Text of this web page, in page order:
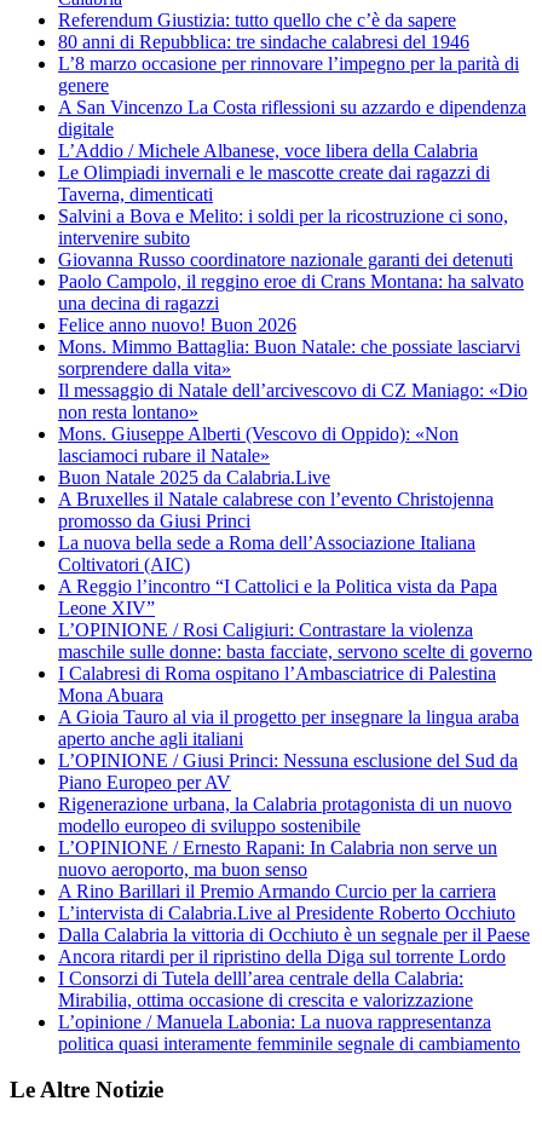
Referendum Giustizia: tutto quello che c’è da sapere
80 anni di Repubblica: tre sindache calabresi del 1946
L’8 marzo occasione per rinnovare l’impegno per la parità di
genere
A San Vincenzo La Costa riflessioni su azzardo e dipendenza
digitale
L’Addio / Michele Albanese, voce libera della Calabria
Le Olimpiadi invernali e le mascotte create dai ragazzi di
Taverna, dimenticati
Salvini a Bova e Melito: i soldi per la ricostruzione ci sono,
intervenire subito
Giovanna Russo coordinatore nazionale garanti dei detenuti
Paolo Campolo, il reggino eroe di Crans Montana: ha salvato
una decina di ragazzi
Felice anno nuovo! Buon 2026
Mons. Mimmo Battaglia: Buon Natale: che possiate lasciarvi
sorprendere dalla vita»
Il messaggio di Natale dell’arcivescovo di CZ Maniago: «Dio
non resta lontano»
Mons. Giuseppe Alberti (Vescovo di Oppido): «Non
lasciamoci rubare il Natale»
Buon Natale 2025 da Calabria.Live
A Bruxelles il Natale calabrese con l’evento Christojenna
promosso da Giusi Princi
La nuova bella sede a Roma dell’Associazione Italiana
Coltivatori (AIC)
A Reggio l’incontro “I Cattolici e la Politica vista da Papa
Leone XIV”
L’OPINIONE / Rosi Caligiuri: Contrastare la violenza
maschile sulle donne: basta facciate, servono scelte di governo
I Calabresi di Roma ospitano l’Ambasciatrice di Palestina
Mona Abuara
A Gioia Tauro al via il progetto per insegnare la lingua araba
aperto anche agli italiani
L’OPINIONE / Giusi Princi: Nessuna esclusione del Sud da
Piano Europeo per AV
Rigenerazione urbana, la Calabria protagonista di un nuovo
modello europeo di sviluppo sostenibile
L’OPINIONE / Ernesto Rapani: In Calabria non serve un
nuovo aeroporto, ma buon senso
A Rino Barillari il Premio Armando Curcio per la carriera
L’intervista di Calabria.Live al Presidente Roberto Occhiuto
Dalla Calabria la vittoria di Occhiuto è un segnale per il Paese
Ancora ritardi per il ripristino della Diga sul torrente Lordo
I Consorzi di Tutela delll’area centrale della Calabria:
Mirabilia, ottima occasione di crescita e valorizzazione
L’opinione / Manuela Labonia: La nuova rappresentanza
politica quasi interamente femminile segnale di cambiamento
Le Altre Notizie